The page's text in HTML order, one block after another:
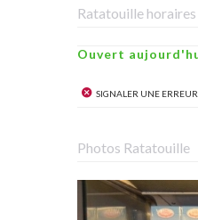
Ratatouille horaires
Ouvert
Signaler une erreur
Photos Ratatouille